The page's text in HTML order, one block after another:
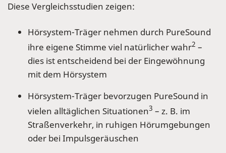
Diese Vergleichsstudien zeigen:
Hörsystem-Träger nehmen durch PureSound
ihre eigene Stimme viel natürlicher wahr2 –
dies ist entscheidend bei der Eingewöhnung
mit dem Hörsystem
Hörsystem-Träger bevorzugen PureSound in
vielen alltäglichen Situationen3 – z. B. im
Straßenverkehr, in ruhigen Hörumgebungen
oder bei Impulsgeräuschen